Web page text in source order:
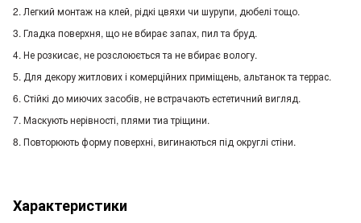
2. Легкий монтаж на клей, рідкі цвяхи чи шурупи, дюбелі тощо.
3. Гладка поверхня, що не вбирає запах, пил та бруд.
4. Не розкисає, не розслоюється та не вбирає вологу.
5. Для декору житлових і комерційних приміщень, альтанок та террас.
6. Стійкі до миючих засобів, не встрачають естетичний вигляд.
7. Маскують нерівності, плями тиа тріщини.
8. Повторюють форму поверхні, вигинаються під округлі стіни.
Характеристики